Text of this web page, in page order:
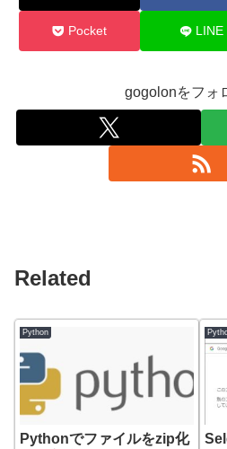
Pocket LINE
gogolonをフォ
Related
Python
Pythonでファイルをzip化